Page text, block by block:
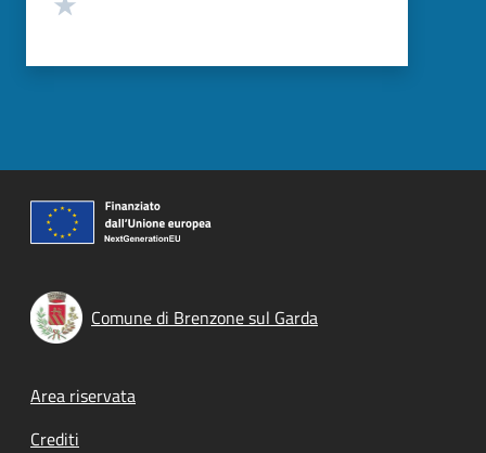
Comune di Brenzone sul Garda
Footer menu
Area riservata
Crediti